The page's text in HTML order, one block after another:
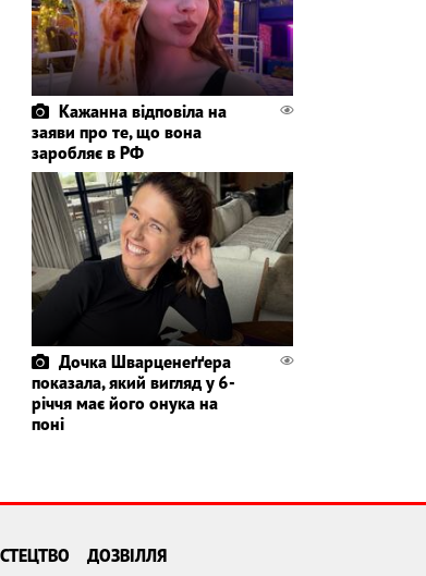
Кажанна відповіла на
заяви про те, що вона
заробляє в РФ
Дочка Шварценеґґера
показала, який вигляд у 6-
річчя має його онука на
поні
ДОЗВІЛЛЯ